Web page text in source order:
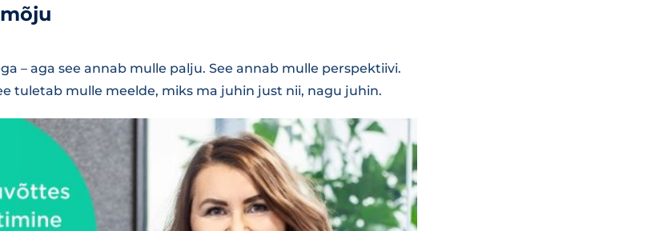
– aga see annab mulle palju. See annab mulle perspektiivi.
tuletab mulle meelde, miks ma juhin just nii, nagu juhin.